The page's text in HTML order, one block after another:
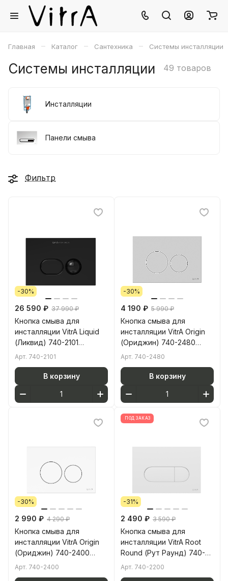
Главная – Каталог – Сантехника – Системы инсталляции
Системы инсталляции 49 товаров
Инсталляции
Панели смыва
Фильтр
-30%
26 590 ₽ 37 990 ₽
Кнопка смыва для
инсталляции VitrA Liquid
(Ликвид) 740-2101
глянцевая черная
Арт. 740-2101
В корзину
-30%
4 190 ₽ 5 990 ₽
Кнопка смыва для
инсталляции VitrA Origin
(Ориджин) 740-2480
глянцевая хром двойный
Арт. 740-2480
В корзину
-30%
2 990 ₽ 4 290 ₽
Кнопка смыва для
инсталляции VitrA Origin
(Ориджин) 740-2400
глянцевая белая двойный
Арт. 740-2400
ПОД ЗАКАЗ
-31%
2 490 ₽ 3 590 ₽
Кнопка смыва для
инсталляции VitrA Root
Round (Рут Раунд) 740-
2200 глянцевая белая
Арт. 740-2200